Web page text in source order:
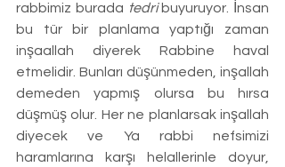
rabbimiz burada tedri buyuruyor. İnsan
bu tür bir planlama yaptığı zaman
inşaallah diyerek Rabbine haval
etmelidir. Bunları düşünmeden, inşallah
demeden yapmış olursa bu hırsa
düşmüş olur. Her ne planlarsak inşallah
diyecek ve Ya rabbi nefsimizi
haramlarına karşı helallerinle doyur,